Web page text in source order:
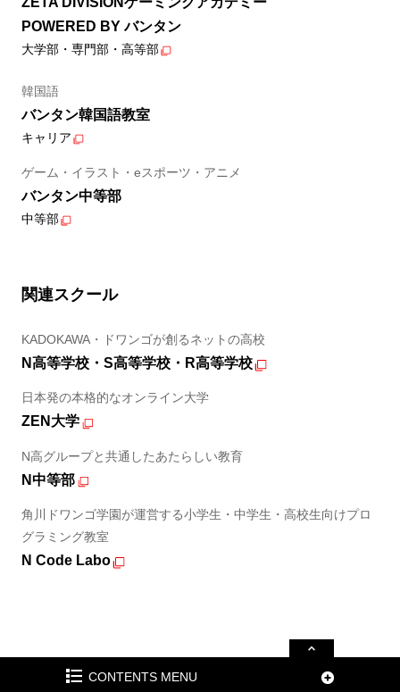
POWERED BY バンタン
大学部・専門部・高等部
韓国語
バンタン韓国語教室
キャリア
ゲーム・イラスト・eスポーツ・アニメ
バンタン中等部
中等部
関連スクール
KADOKAWA・ドワンゴが創るネットの高校
N高等学校・S高等学校・R高等学校
日本発の本格的なオンライン大学
ZEN大学
N高グループと共通したあたらしい教育
N中等部
角川ドワンゴ学園が運営する小学生・中学生・高校生向けプロ
グラミング教室
N Code Labo
CONTENTS MENU